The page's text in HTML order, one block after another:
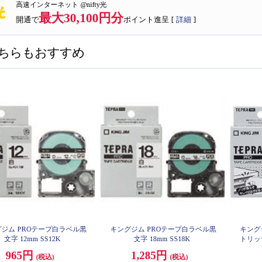
高速インターネット @nifty光
開通で最大30,100円分ポイント進呈 [ 詳細 ]
らもおすすめ
ジム PROテープ白ラベル黒
文字 12mm SS12K
965円
(税込)
キングジム PROテープ白ラベル黒
文字 18mm SS18K
1,285円
(税込)
キン
トリ